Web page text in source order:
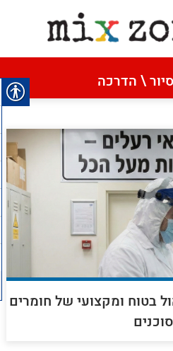
\ הדרכה
בטוח ומקצועי של חומרים